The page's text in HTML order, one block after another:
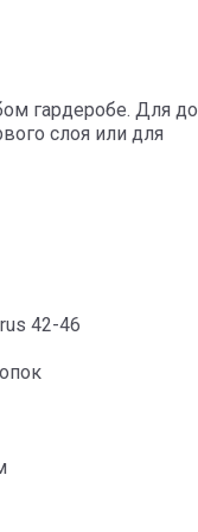
гардеробе. Для
слоя или для
42-46